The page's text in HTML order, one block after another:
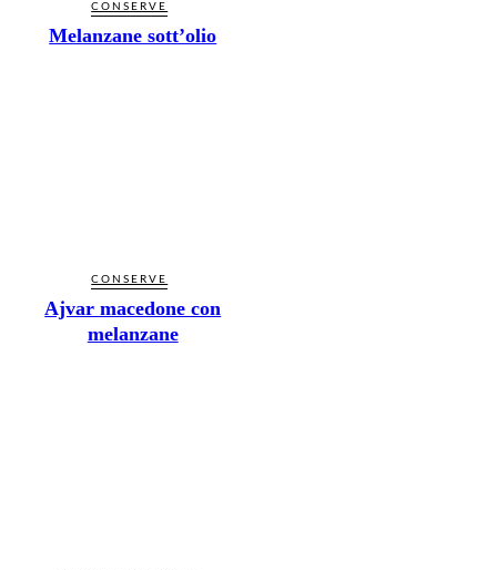
CONSERVE
Melanzane sott’olio
CONSERVE
Ajvar macedone con
melanzane